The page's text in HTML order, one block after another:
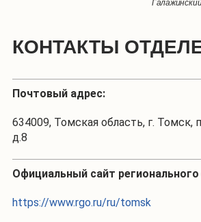
КОНТАКТЫ
Почтовый адрес:
634009, Томская область, г. Томск,
д.8
Официальный сайт
https://www.rgo.ru/ru/tomsk